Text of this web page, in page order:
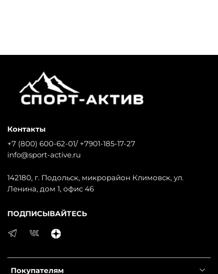
Покупателям
Контакты
+7 (800) 600-62-01/ +7901-185-17-27
info@sport-active.ru
142180, г. Подольск, микрорайон Климовск, ул.
Ленина, дом 1, офис 46
ПОДПИСЫВАЙТЕСЬ